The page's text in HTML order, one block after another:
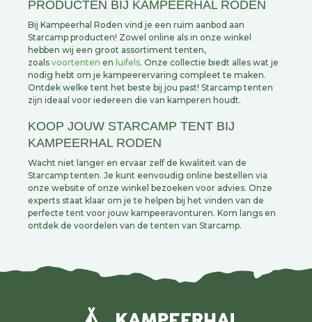
PRODUCTEN BIJ KAMPEERHAL RODEN
Bij Kampeerhal Roden vind je een ruim aanbod aan
Starcamp producten! Zowel online als in onze winkel
hebben wij een groot assortiment tenten,
zoals voortenten en luifels. Onze collectie biedt alles wat je
nodig hebt om je kampeerervaring compleet te maken.
Ontdek welke tent het beste bij jou past! Starcamp tenten
zijn ideaal voor iedereen die van kamperen houdt.
KOOP JOUW STARCAMP TENT BIJ
KAMPEERHAL RODEN
Wacht niet langer en ervaar zelf de kwaliteit van de
Starcamp tenten. Je kunt eenvoudig online bestellen via
onze website of onze winkel bezoeken voor advies. Onze
experts staat klaar om je te helpen bij het vinden van de
perfecte tent voor jouw kampeeravonturen. Kom langs en
ontdek de voordelen van de tenten van Starcamp.